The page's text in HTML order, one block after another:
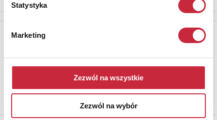
Statystyka
Marketing
Zezwól na wszystkie
Zezwól na wybór
adres e-mail